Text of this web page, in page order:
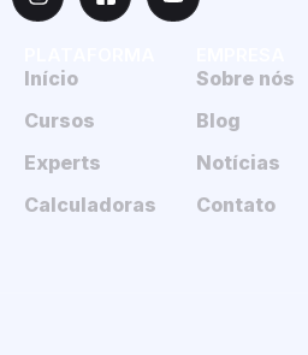
Início
Cursos
Experts
Calculadoras
Sobre nós
Blog
Notícias
Contato